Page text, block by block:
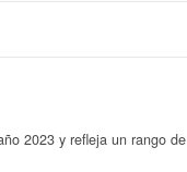
2023 y refleja un rango de